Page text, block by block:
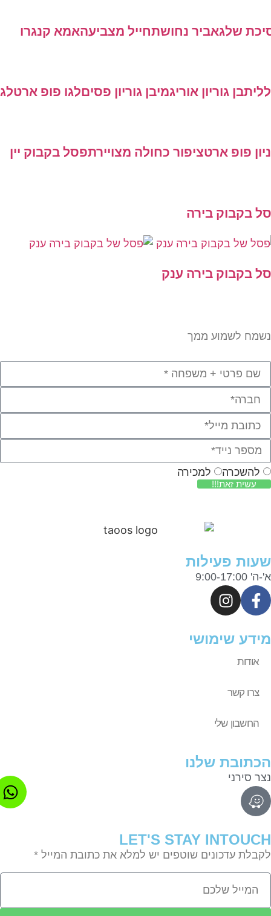
שלגאביר נחושתחייל מצביעהאמא קנגרו
בן גוריון אוריגמיבן גוריון פסיםלגו פופ ארטלגו
פופ ארטציפור כחולה מצויירתפסל בקבוק יין
בקבוק בירה
בקבוק בירה ענק
לשמוע ממך
להשכרה למכירה
עשית זאת!!!
פעילות
17:00
שימושי
אודות
צרו קשר
החשבון שלי
שלנו
סירני
LET'S STAY
עדכונים שוטפים יש למלא את כתובת המייל *